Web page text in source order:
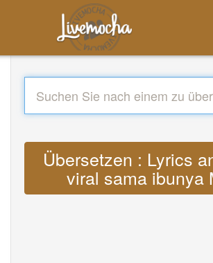
Übersetzen : Lyrics
viral sama ibunya